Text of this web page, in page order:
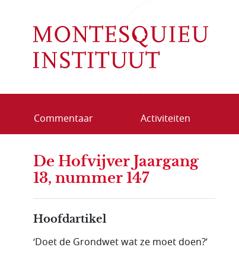
Commentaar Activiteiten
De Hofvijver Jaargang
13, nummer 147
Hoofdartikel
‘Doet de Grondwet wat ze moet doen?’